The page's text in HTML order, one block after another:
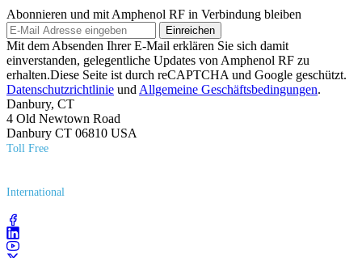
Abonnieren und mit Amphenol RF in Verbindung bleiben
Einreichen
Mit dem Absenden Ihrer E-Mail erklären Sie sich damit
einverstanden, gelegentliche Updates von Amphenol RF zu
erhalten.Diese Seite ist durch reCAPTCHA und Google geschützt.
Datenschutzrichtlinie und Allgemeine Geschäftsbedingungen.
Danbury, CT
4 Old Newtown Road
Danbury CT 06810 USA
Toll Free
International